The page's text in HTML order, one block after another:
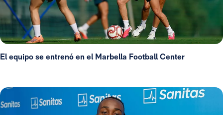
El equipo se entrenó en el Marbella Football Center